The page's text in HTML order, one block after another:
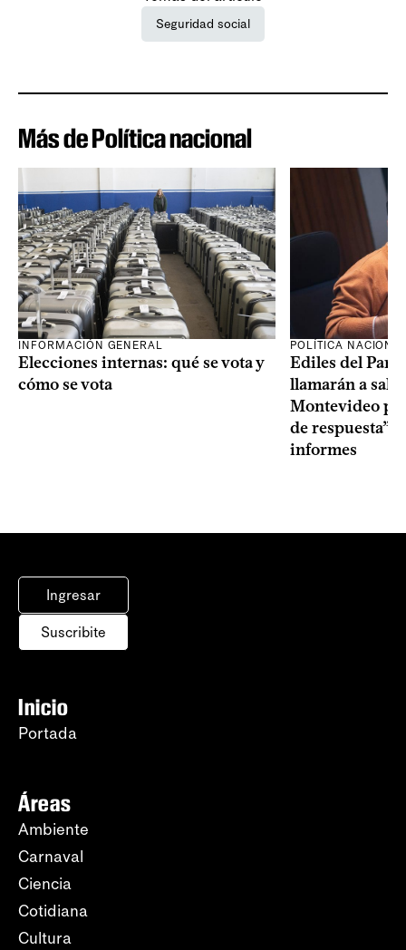
Seguridad social
Más de Política nacional
INFORMACIÓN GENERAL
Elecciones internas: qué se vota y
cómo se vota
POLÍTICA
Ediles del
llamarán a sala
Montevideo
de respuesta”
informes
Ingresar
Suscribite
Inicio
Portada
Áreas
Ambiente
Carnaval
Ciencia
Cotidiana
Cultura